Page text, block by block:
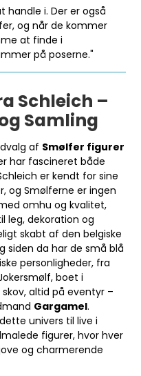
handle i. Der er også
og når de kommer
at finde i
på poserne."
Schleich –
Samling
af Smølfer figurer
har fascineret både
er kendt for sine
og Smølferne er ingen
omhu og kvalitet,
leg, dekoration og
skabt af den belgiske
siden da har de små blå
personligheder, fra
boet i
altid på eventyr –
Gargamel.
univers til live i
figurer, hvor hver
og charmerende